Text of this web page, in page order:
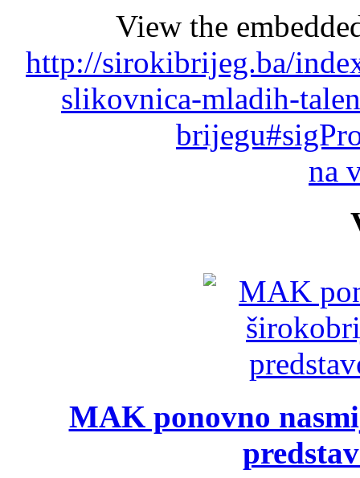
View the
http://sirokibrijeg.ba/
slikovnica-mladih-
na
MAK ponovno